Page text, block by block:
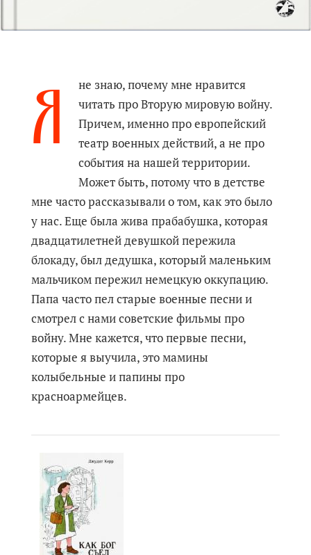
Я
не знаю, почему мне нравится
читать про Вторую мировую войну.
Причем, именно про европейский
театр военных действий, а не про
события на нашей территории.
Может быть, потому что в детстве
мне часто рассказывали о том, как это было
у нас. Еще была жива прабабушка, которая
двадцатилетней девушкой пережила
блокаду, был дедушка, который маленьким
мальчиком пережил немецкую оккупацию.
Папа часто пел старые военные песни и
смотрел с нами советские фильмы про
войну. Мне кажется, что первые песни,
которые я выучила, это мамины
колыбельные и папины про
красноармейцев.